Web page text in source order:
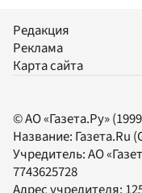
Редакция
Реклама
Карта сайта
© АО «Газета.Ру»
Название: Газета.Ru
Учредитель:АО
7743625728